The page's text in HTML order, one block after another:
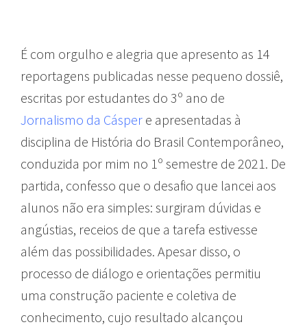
É com orgulho e alegria que apresento as 14
reportagens publicadas nesse pequeno dossiê,
escritas por estudantes do 3º ano de
Jornalismo da Cásper e apresentadas à
disciplina de História do Brasil Contemporâneo,
conduzida por mim no 1º semestre de 2021. De
partida, confesso que o desafio que lancei aos
alunos não era simples: surgiram dúvidas e
angústias, receios de que a tarefa estivesse
além das possibilidades. Apesar disso, o
processo de diálogo e orientações permitiu
uma construção paciente e coletiva de
conhecimento, cujo resultado alcançou